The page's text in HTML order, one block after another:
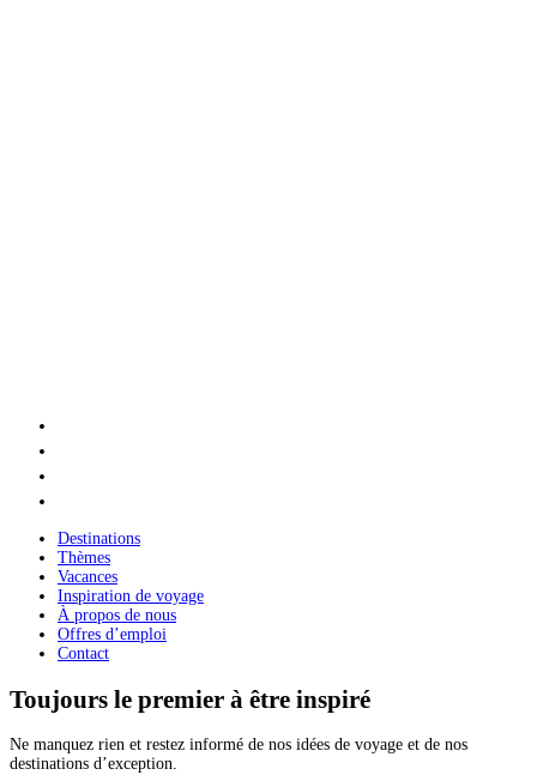
Destinations
Thèmes
Vacances
Inspiration de voyage
À propos de nous
Offres d’emploi
Contact
Toujours le premier à être inspiré
Ne manquez rien et restez informé de nos idées de voyage et de nos
destinations d’exception.